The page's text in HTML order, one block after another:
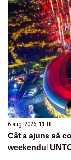
6 aug. 2026, 11:18
Cât a ajuns să
weekendul